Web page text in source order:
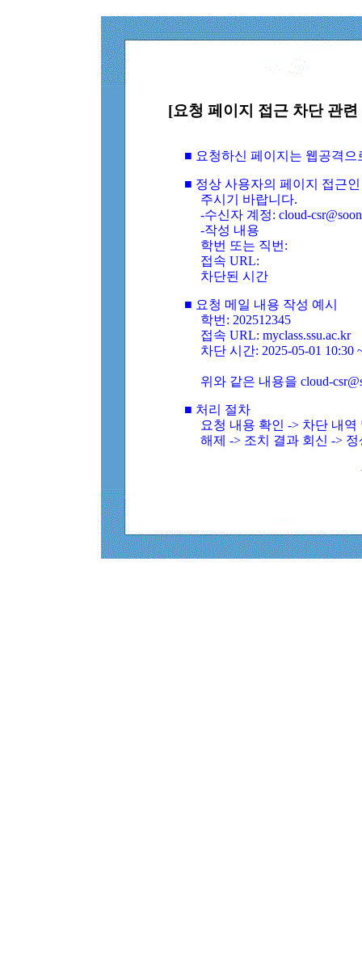
[요청 페이지 접근 차단 관
■ 요청하신 페이지는 웹공격
■ 정상 사용자의 페이지 접근
주시기 바랍니다.
-수신자 계정: cloud-
-작성 내용
학번 또는 직번:
접속 URL:
차단된 시간
■ 요청 메일 내용 작성 예시
학번: 202512345
접속 URL: myclass.ssu.ac.kr
차단 시간: 2025-05-01 10:30
위와 같은 내용을 cloud-
■ 처리 절차
요청 내용 확인 -> 차단 내
해제 -> 조치 결과 회신 ->